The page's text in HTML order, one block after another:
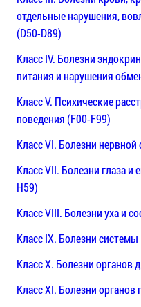
отдельные нарушения,
(D50-D89)
Класс IV. Болезни
питания и нарушения
Класс V. Психические
поведения (F00-F99)
Класс VI. Болезни
Класс VII. Болезни глаза и
H59)
Класс VIII. Болезни уха и
Класс IX. Болезни
Класс X. Болезни органов
Класс XI. Болезни